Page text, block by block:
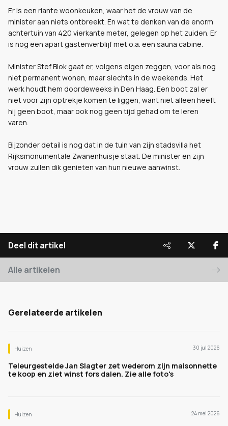
Er is een riante woonkeuken, waar het de vrouw van de
minister aan niets ontbreekt. En wat te denken van de enorm
achtertuin van 420 vierkante meter, gelegen op het zuiden. Er
is nog een apart gastenverblijf met o.a. een sauna cabine.
Minister Stef Blok gaat er, volgens eigen zeggen, voor als nog
niet permanent wonen, maar slechts in de weekends. Het
werk houdt hem doordeweeks in Den Haag. Een boot zal er
niet voor zijn optrekje komen te liggen, want niet alleen heeft
hij geen boot, maar ook nog geen tijd gehad om te leren
varen.
Bijzonder detail is nog dat in de tuin van zijn stadsvilla het
Rijksmonumentale Zwanenhuisje staat. De minister en zijn
vrouw zullen dik genieten van hun nieuwe aanwinst.
Deel dit artikel
Alle artikelen
Gerelateerde artikelen
Huizen 30 jul 2026
Teleurgestelde Jan Slagter zet wederom zijn maisonnette
te koop en ziet winst fors dalen. Zie alle foto's
Huizen 24 mei 2026